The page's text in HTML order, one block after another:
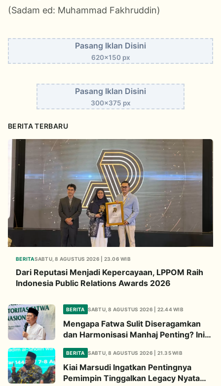
(Sadam ed: Muhammad Fakhruddin)
Pasang Iklan Disini
620x150 px
Pasang Iklan Disini
300x375 px
BERITA TERBARU
BERITASABTU, 8 AGUSTUS 2026 | 23.06 WIB
Dari Reputasi Menjadi Kepercayaan, LPPOM Raih
Indonesia Public Relations Awards 2026
BERITA SABTU, 8 AGUSTUS 2026 | 22.44 WIB
Mengapa Fatwa Sulit Diseragamkan
dan Harmonisasi Manhaj Penting? Ini
Penjelasan Kiai Cholil
BERITA SABTU, 8 AGUSTUS 2026 | 21.35 WIB
Kiai Marsudi Ingatkan Pentingnya
Pemimpin Tinggalkan Legacy Nyata